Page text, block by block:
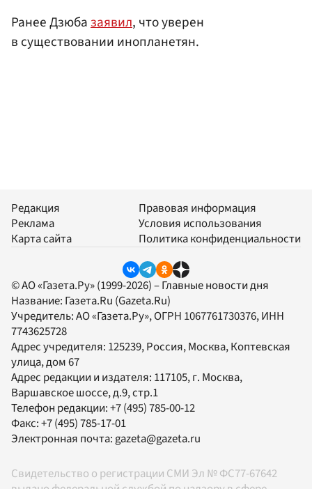
Ранее Дзюбазаявил, что уверен
в существовании инопланетян.
Редакция
Реклама
Карта сайта
Правовая информация
Условия использования
Политика конфиденциальности
© АО «Газета.Ру» (1999-2026) – Главные новости дня
Название: Газета.Ru (Gazeta.Ru)
Учредитель:АО «Газета.Ру», ОГРН 1067761730376, ИНН
7743625728
Адрес учредителя: 125239, Россия, Москва, Коптевская
улица, дом 67
Адрес редакции и издателя: 117105, г. Москва,
Варшавское шоссе, д.9, стр.1
Телефон редакции:+7 (495) 785-00-12
Факс:+7 (495) 785-17-01
Электронная почта: gazeta@gazeta.ru
Свидетельство о регистрации СМИ Эл № ФС77-67642